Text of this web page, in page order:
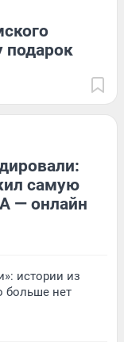
подарок
самую
— онлайн
истории из
больше нет